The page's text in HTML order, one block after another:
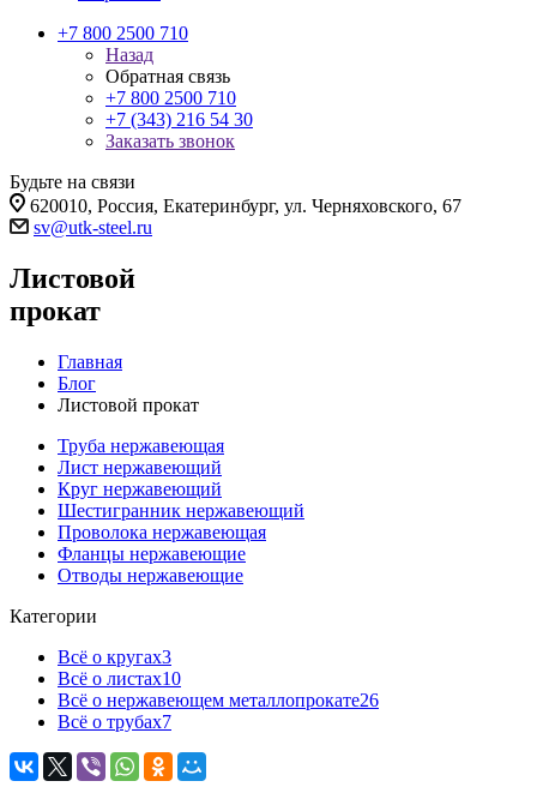
+7 800 2500 710
Назад
Обратная связь
+7 800 2500 710
+7 (343) 216 54 30
Заказать звонок
Будьте на связи
620010, Россия, Екатеринбург, ул. Черняховского, 67
sv@utk-steel.ru
Листовой
прокат
Главная
Блог
Листовой прокат
Труба нержавеющая
Лист нержавеющий
Круг нержавеющий
Шестигранник нержавеющий
Проволока нержавеющая
Фланцы нержавеющие
Отводы нержавеющие
Категории
Всё о кругах3
Всё о листах10
Всё о нержавеющем металлопрокате26
Всё о трубах7